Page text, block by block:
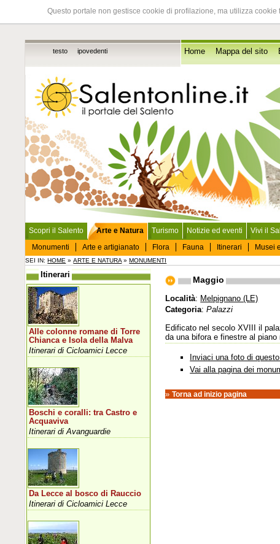
Questo portale non gestisce cookie di profilazione, ma utilizza
testo ipovedenti Home Mappa del sito
Scopri il Salento
Arte e Natura
Monumenti
Arte e artigianato Flora Fauna Itinerari Musei
Turismo Notizie ed eventi Vivi il
SEI IN:HOME »ARTE E NATURA »MONUMENTI
Maggio
Località: Melpignano (LE)
Categoria:Palazzi
Edificato nel secolo XVIII il
da una bifora e finestre al
Inviaci una foto di
Vai alla pagina dei
»Torna ad inizio pagina
Itinerari
Alle colonne romane di Torre
Chianca e Isola della Malva
Itinerari di Cicloamici Lecce
Boschi e coralli: tra Castro e
Acquaviva
Itinerari di Avanguardie
Da Lecce al bosco di Rauccio
Itinerari di Cicloamici Lecce